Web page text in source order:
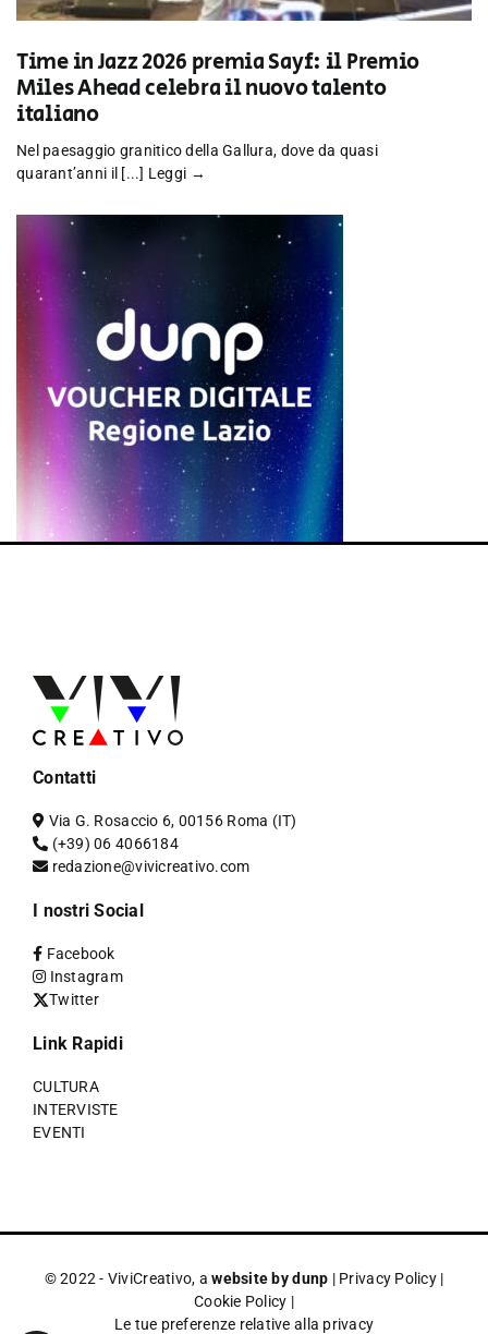
Time in Jazz 2026 premia Sayf: il Premio
Miles Ahead celebra il nuovo talento
italiano
Nel paesaggio granitico della Gallura, dove da quasi
quarant’anni il [...] Leggi →
Contatti
Via G. Rosaccio 6, 00156 Roma (IT)
(+39) 06 4066184
redazione@vivicreativo.com
I nostri Social
Facebook
Instagram
Twitter
Link Rapidi
CULTURA
INTERVISTE
EVENTI
© 2022 - ViviCreativo, awebsite by dunp | Privacy Policy|
Cookie Policy |
Le tue preferenze relative alla privacy